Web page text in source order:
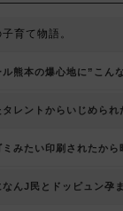
育て物語。
ル熊本の爆心地に”こん
タレントからいじめら
ミみたい印刷されたか
なんJ民とドッピュン孕